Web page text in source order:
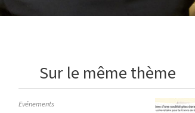
Sur le même thème
Evénements